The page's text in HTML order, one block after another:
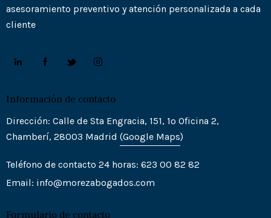
asesoramiento preventivo y atención personalizada a cada
cliente.
Información de contacto
Dirección: Calle de Sta Engracia, 151, 1º Oficina 2,
Chamberí, 28003 Madrid (Google Maps)
Teléfono de contacto 24 horas: 623 00 82 82
Email: info@morezabogados.com
Formulario de contacto